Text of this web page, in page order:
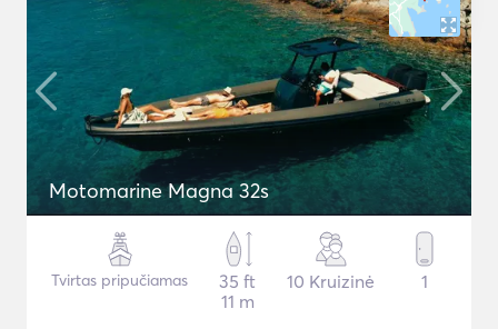
Motomarine Magna 32s
Tvirtas pripučiamas
35 ft
11 m
10 Kruizinė 1